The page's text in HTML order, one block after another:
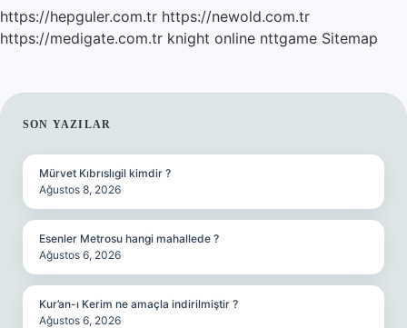
https://hepguler.com.tr https://newold.com.tr
https://medigate.com.tr knight online nttgame Sitemap
SIDEBAR
SON YAZILAR
Mürvet Kıbrıslıgil kimdir ?
Ağustos 8, 2026
Esenler Metrosu hangi mahallede ?
Ağustos 6, 2026
Kur’an-ı Kerim ne amaçla indirilmiştir ?
Ağustos 6, 2026